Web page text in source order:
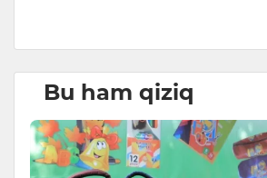
Bu ham qiziq